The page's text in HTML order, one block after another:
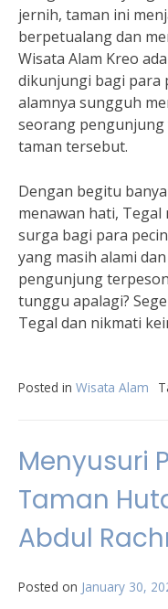
jernih, taman ini
berpetualang dan
Wisata Alam Kreo
dikunjungi bagi para
alamnya sungguh
seorang
taman tersebut.
Dengan begitu
menawan hati,
surga bagi para
yang masih alami
pengunjung
tunggu apalagi?
Tegal dan nikmati
Posted in Wisata Alam
Menyusuri
Taman
Abdul
Posted on January 30,